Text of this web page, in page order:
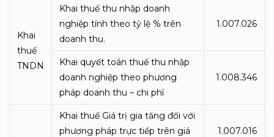
Khai
thuế
TNDN
Khai thuế thu nhập doanh
nghiệp tính theo tỷ lệ % trên
doanh thu.
1.007.026
Khai quyết toán thuế thu nhập
doanh nghiệp theo phương
pháp doanh thu – chi phí
1.008.346
Khai thuế Giá trị gia tăng đối với
phương pháp trực tiếp trên giá
1.007.016